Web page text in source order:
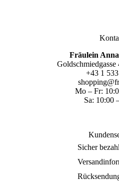
Fräulein
+43 1
Mo – Fr:
Sa: 10:00
Sicher